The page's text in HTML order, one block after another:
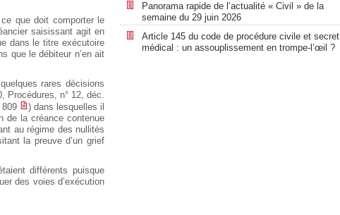
que doit comporter le
saisissant agit en
dans le titre exécutoire
que le débiteur n’en ait
rares décisions
Procédures, n° 12, déc.
) dans lesquelles il
de la créance contenue
au régime des nullités
la preuve d’un grief
différents puisque
des voies d’exécution
Panorama rapide de l’actualité « Civil » de la
semaine du 29 juin 2026
Article 145 du code de procédure civile et secret
médical : un assouplissement en trompe-l’œil ?